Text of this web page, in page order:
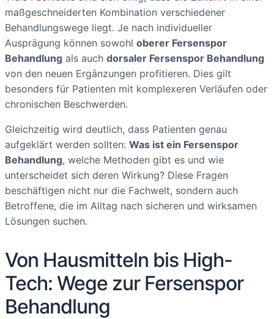
maßgeschneiderten Kombination verschiedener
Behandlungswege liegt. Je nach individueller
Ausprägung können sowohl oberer Fersenspor
Behandlung als auch dorsaler Fersenspor Behandlung
von den neuen Ergänzungen profitieren. Dies gilt
besonders für Patienten mit komplexeren Verläufen oder
chronischen Beschwerden.
Gleichzeitig wird deutlich, dass Patienten genau
aufgeklärt werden sollten: Was ist ein Fersenspor
Behandlung, welche Methoden gibt es und wie
unterscheidet sich deren Wirkung? Diese Fragen
beschäftigen nicht nur die Fachwelt, sondern auch
Betroffene, die im Alltag nach sicheren und wirksamen
Lösungen suchen.
Von Hausmitteln bis High-
Tech: Wege zur Fersenspor
Behandlung